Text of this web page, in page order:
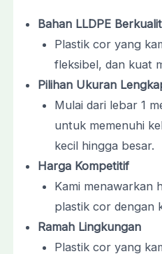
Bahan LLDPE
Plastik cor yang
fleksibel, dan kuat
Pilihan Ukuran
Mulai dari lebar 1
untuk memenuhi
kecil hingga besar.
Harga Kompetitif
Kami menawarkan
plastik cor dengan
Ramah Lingkungan
Plastik cor yang